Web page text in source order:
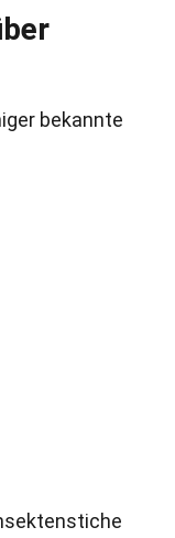
bekannte